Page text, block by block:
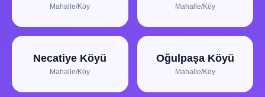
Mahalle/Köy Mahalle/Köy
Necatiye Köyü
Mahalle/Köy
Oğulpaşa Köyü
Mahalle/Köy